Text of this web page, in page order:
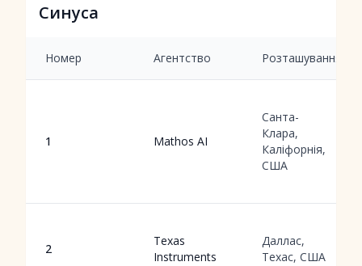
Синуса
Номер Агентство Розташування
1 Mathos AI
Санта-
Клара,
Каліфорнія,
США
2
Texas
Instruments
Даллас,
Техас, США